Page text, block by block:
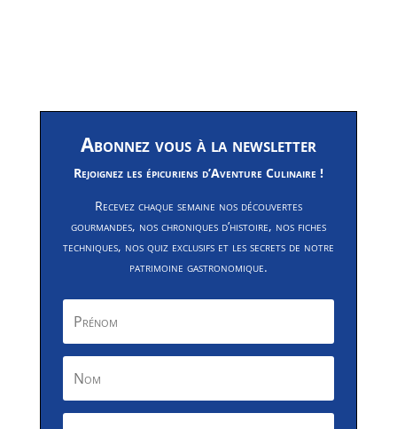
Abonnez vous à la newsletter
Rejoignez les épicuriens d’Aventure Culinaire !
Recevez chaque semaine nos découvertes
gourmandes, nos chroniques d’histoire, nos fiches
techniques, nos quiz exclusifs et les secrets de notre
patrimoine gastronomique.